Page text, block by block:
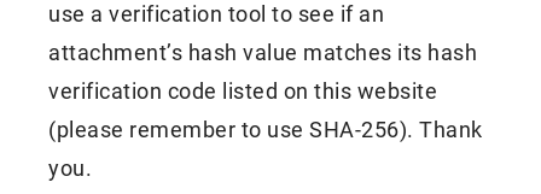
use a verification tool to see if an
attachment’s hash value matches its hash
verification code listed on this website
(please remember to use SHA-256). Thank
you.